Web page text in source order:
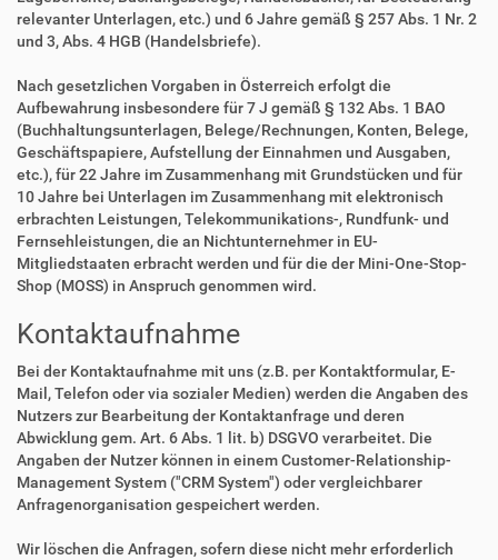
relevanter Unterlagen, etc.) und 6 Jahre gemäß § 257 Abs. 1 Nr. 2
und 3, Abs. 4 HGB (Handelsbriefe).
Nach gesetzlichen Vorgaben in Österreich erfolgt die
Aufbewahrung insbesondere für 7 J gemäß § 132 Abs. 1 BAO
(Buchhaltungsunterlagen, Belege/Rechnungen, Konten, Belege,
Geschäftspapiere, Aufstellung der Einnahmen und Ausgaben,
etc.), für 22 Jahre im Zusammenhang mit Grundstücken und für
10 Jahre bei Unterlagen im Zusammenhang mit elektronisch
erbrachten Leistungen, Telekommunikations-, Rundfunk- und
Fernsehleistungen, die an Nichtunternehmer in EU-
Mitgliedstaaten erbracht werden und für die der Mini-One-Stop-
Shop (MOSS) in Anspruch genommen wird.
Kontaktaufnahme
Bei der Kontaktaufnahme mit uns (z.B. per Kontaktformular, E-
Mail, Telefon oder via sozialer Medien) werden die Angaben des
Nutzers zur Bearbeitung der Kontaktanfrage und deren
Abwicklung gem. Art. 6 Abs. 1 lit. b) DSGVO verarbeitet. Die
Angaben der Nutzer können in einem Customer-Relationship-
Management System ("CRM System") oder vergleichbarer
Anfragenorganisation gespeichert werden.
Wir löschen die Anfragen, sofern diese nicht mehr erforderlich